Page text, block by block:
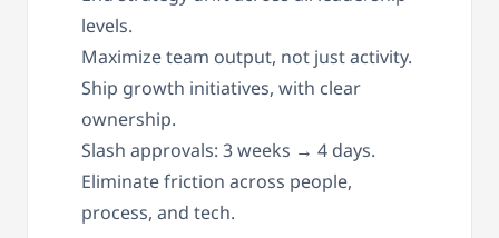
levels.
Maximize team output, not just activity.
Ship growth initiatives, with clear
ownership.
Slash approvals: 3 weeks → 4 days.
Eliminate friction across people,
process, and tech.